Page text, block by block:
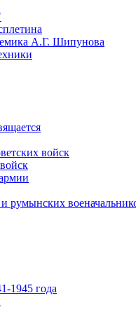
А.Г. Шипунова
войск
румынских
1945 года